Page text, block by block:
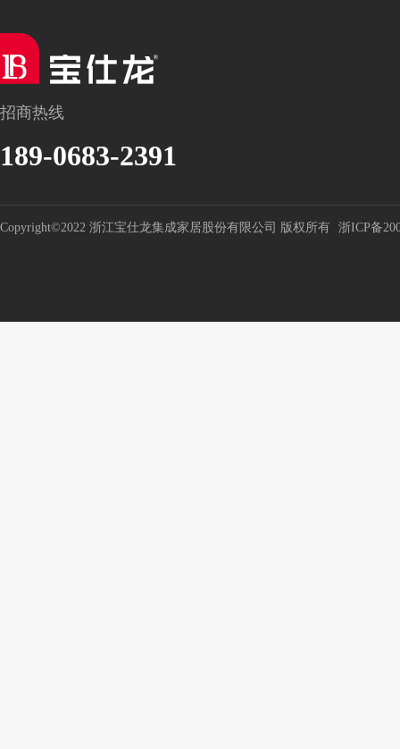
招商热线
189-0683-2391
Copyright©2022 浙江宝仕龙集成家居股份有限公司 版权所有 浙ICP备